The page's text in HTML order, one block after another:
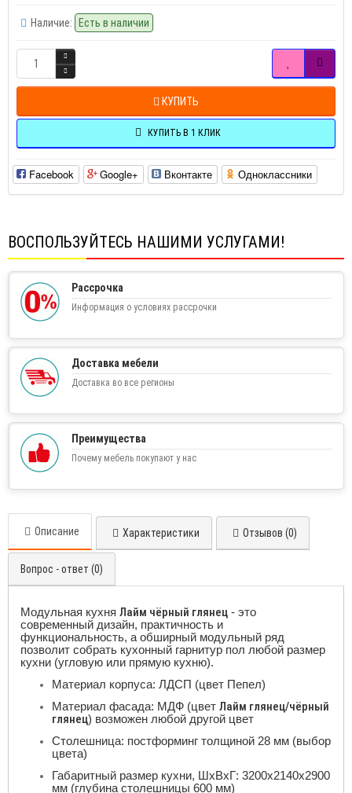
Наличие: Есть в наличии
КУПИТЬ
КУПИТЬ В 1 КЛИК
Facebook Google+ Вконтакте Одноклассники
ВОСПОЛЬЗУЙТЕСЬ НАШИМИ УСЛУГАМИ!
Рассрочка
Информация о условиях рассрочки
Доставка мебели
Доставка во все регионы
Преимущества
Почему мебель покупают у нас
Описание Характеристики Отзывов (0)
Вопрос - ответ (0)
Модульная кухня Лайм чёрный глянец - это
современный дизайн, практичность и
функциональность, а обширный модульный ряд
позволит собрать кухонный гарнитур пол любой размер
кухни (угловую или прямую кухню).
Материал корпуса: ЛДСП (цвет Пепел)
Материал фасада: МДФ (цвет Лайм глянец/чёрный
глянец) возможен любой другой цвет
Столешница: постформинг толщиной 28 мм (выбор
цвета)
Габаритный размер кухни, ШхВхГ: 3200х2140х2900
мм (глубина столешницы 600 мм)